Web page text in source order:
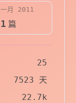
一月 2011
1 篇
25
7523 天
22.7k